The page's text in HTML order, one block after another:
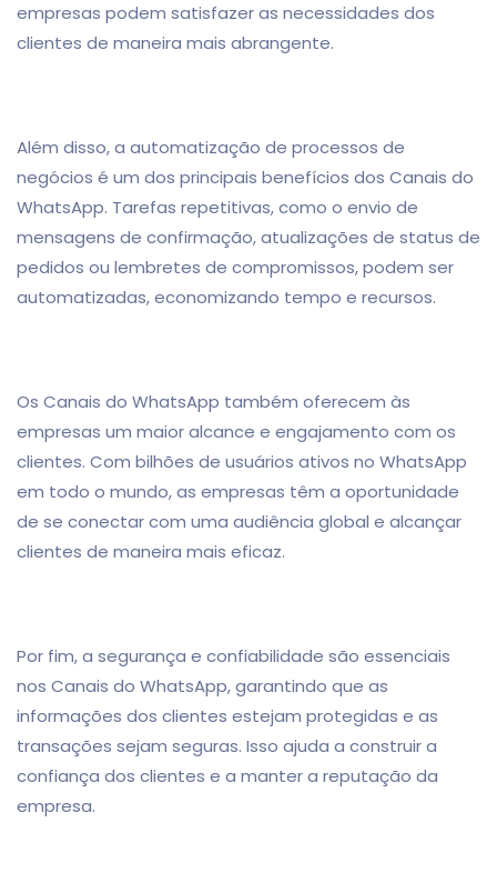
empresas podem satisfazer as necessidades dos
clientes de maneira mais abrangente.
Além disso, a automatização de processos de
negócios é um dos principais benefícios dos Canais do
WhatsApp. Tarefas repetitivas, como o envio de
mensagens de confirmação, atualizações de status de
pedidos ou lembretes de compromissos, podem ser
automatizadas, economizando tempo e recursos.
Os Canais do WhatsApp também oferecem às
empresas um maior alcance e engajamento com os
clientes. Com bilhões de usuários ativos no WhatsApp
em todo o mundo, as empresas têm a oportunidade
de se conectar com uma audiência global e alcançar
clientes de maneira mais eficaz.
Por fim, a segurança e confiabilidade são essenciais
nos Canais do WhatsApp, garantindo que as
informações dos clientes estejam protegidas e as
transações sejam seguras. Isso ajuda a construir a
confiança dos clientes e a manter a reputação da
empresa.